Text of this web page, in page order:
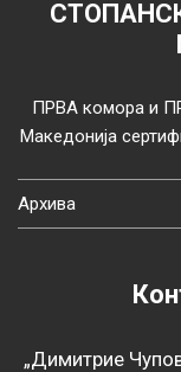
ПРВА комора и
Македонија
Архива
„Димитрие